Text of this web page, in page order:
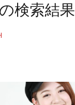
検索結果